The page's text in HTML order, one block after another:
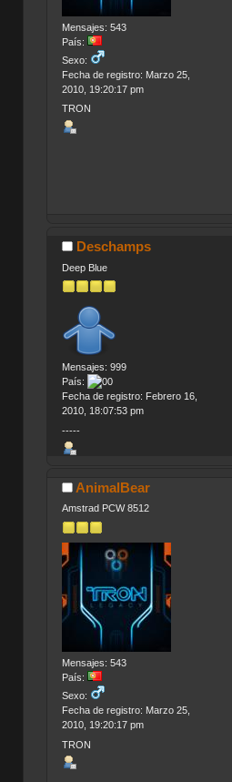
Mensajes: 543
País:
Sexo:
Fecha de registro: Marzo 25,
2010, 19:20:17 pm
TRON
Deschamps
Deep Blue
Mensajes: 999
País:
Fecha de registro: Febrero 16,
2010, 18:07:53 pm
-----
AnimalBear
Amstrad PCW 8512
Mensajes: 543
País:
Sexo:
Fecha de registro: Marzo 25,
2010, 19:20:17 pm
TRON